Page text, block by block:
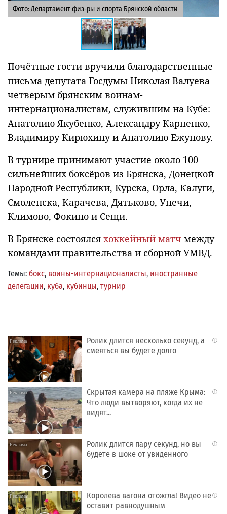
Фото: Департамент физ-ры и спорта Брянской области
Почётные гости вручили благодарственные
письма депутата Госдумы Николая Валуева
четверым брянским воинам-
интернационалистам, служившим на Кубе:
Анатолию Якубенко, Александру Карпенко,
Владимиру Кирюхину и Анатолию Ежунову.
В турнире принимают участие около 100
сильнейших боксёров из Брянска, Донецкой
Народной Республики, Курска, Орла, Калуги,
Смоленска, Карачева, Дятьково, Унечи,
Климово, Фокино и Сещи.
В Брянске состоялся хоккейный матч между
командами правительства и сборной УМВД.
Темы: бокс, воины-интернационалисты, иностранные
делегации, куба, кубинцы, турнир
i
Ролик длится несколько секунд, а
смеяться вы будете долго
i
Скрытая камера на пляже Крыма:
Что люди вытворяют, когда их не
видят...
i
Ролик длится пару секунд, но вы
будете в шоке от увиденного
i
Королева вагона отожгла! Видео не
оставит равнодушным